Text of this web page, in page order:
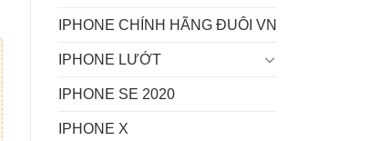
IPHONE CHÍNH HÃNG ĐUÔI VN
IPHONE LƯỚT
IPHONE SE 2020
IPHONE X